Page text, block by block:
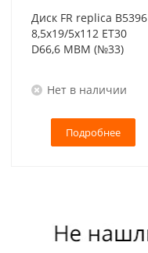
Диск FR replica B5396
8,5x19/5x112 ET30
D66,6 MBM (№33)
Нет в наличии
Подробнее